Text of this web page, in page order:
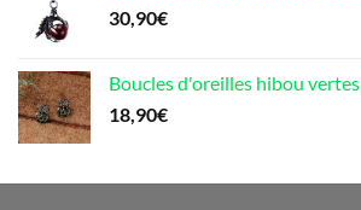
30,90€
Boucles d'oreilles hibou vertes
18,90€